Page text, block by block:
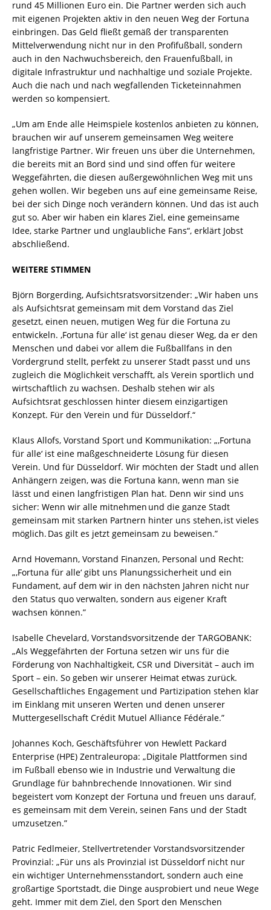
rund 45 Millionen Euro ein. Die Partner werden sich auch
mit eigenen Projekten aktiv in den neuen Weg der Fortuna
einbringen. Das Geld fließt gemäß der transparenten
Mittelverwendung nicht nur in den Profifußball, sondern
auch in den Nachwuchsbereich, den Frauenfußball, in
digitale Infrastruktur und nachhaltige und soziale Projekte.
Auch die nach und nach wegfallenden Ticketeinnahmen
werden so kompensiert.
„Um am Ende alle Heimspiele kostenlos anbieten zu können,
brauchen wir auf unserem gemeinsamen Weg weitere
langfristige Partner. Wir freuen uns über die Unternehmen,
die bereits mit an Bord sind und sind offen für weitere
Weggefährten, die diesen außergewöhnlichen Weg mit uns
gehen wollen. Wir begeben uns auf eine gemeinsame Reise,
bei der sich Dinge noch verändern können. Und das ist auch
gut so. Aber wir haben ein klares Ziel, eine gemeinsame
Idee, starke Partner und unglaubliche Fans“, erklärt Jobst
abschließend.
WEITERE STIMMEN
Björn Borgerding, Aufsichtsratsvorsitzender: „Wir haben uns
als Aufsichtsrat gemeinsam mit dem Vorstand das Ziel
gesetzt, einen neuen, mutigen Weg für die Fortuna zu
entwickeln. ‚Fortuna für alle‘ ist genau dieser Weg, da er den
Menschen und dabei vor allem die Fußballfans in den
Vordergrund stellt, perfekt zu unserer Stadt passt und uns
zugleich die Möglichkeit verschafft, als Verein sportlich und
wirtschaftlich zu wachsen. Deshalb stehen wir als
Aufsichtsrat geschlossen hinter diesem einzigartigen
Konzept. Für den Verein und für Düsseldorf.“
Klaus Allofs, Vorstand Sport und Kommunikation: „‚Fortuna
für alle‘ ist eine maßgeschneiderte Lösung für diesen
Verein. Und für Düsseldorf. Wir möchten der Stadt und allen
Anhängern zeigen, was die Fortuna kann, wenn man sie
lässt und einen langfristigen Plan hat. Denn wir sind uns
sicher: Wenn wir alle mitnehmen und die ganze Stadt
gemeinsam mit starken Partnern hinter uns stehen, ist vieles
möglich. Das gilt es jetzt gemeinsam zu beweisen.”
Arnd Hovemann, Vorstand Finanzen, Personal und Recht:
„‚Fortuna für alle‘ gibt uns Planungssicherheit und ein
Fundament, auf dem wir in den nächsten Jahren nicht nur
den Status quo verwalten, sondern aus eigener Kraft
wachsen können.”
Isabelle Chevelard, Vorstandsvorsitzende der TARGOBANK:
„Als Weggefährten der Fortuna setzen wir uns für die
Förderung von Nachhaltigkeit, CSR und Diversität – auch im
Sport – ein. So geben wir unserer Heimat etwas zurück.
Gesellschaftliches Engagement und Partizipation stehen klar
im Einklang mit unseren Werten und denen unserer
Muttergesellschaft Crédit Mutuel Alliance Fédérale.”
Johannes Koch, Geschäftsführer von Hewlett Packard
Enterprise (HPE) Zentraleuropa: „Digitale Plattformen sind
im Fußball ebenso wie in Industrie und Verwaltung die
Grundlage für bahnbrechende Innovationen. Wir sind
begeistert vom Konzept der Fortuna und freuen uns darauf,
es gemeinsam mit dem Verein, seinen Fans und der Stadt
umzusetzen.”
Patric Fedlmeier, Stellvertretender Vorstandsvorsitzender
Provinzial: „Für uns als Provinzial ist Düsseldorf nicht nur
ein wichtiger Unternehmensstandort, sondern auch eine
großartige Sportstadt, die Dinge ausprobiert und neue Wege
geht. Immer mit dem Ziel, den Sport den Menschen